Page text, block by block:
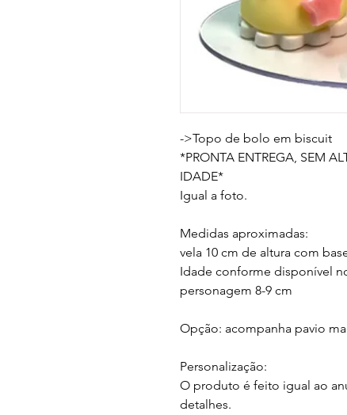
->Topo de bolo em biscuit
*PRONTA ENTREGA, SEM
IDADE*
Igual a foto.
Medidas aproximadas:
vela 10 cm de altura com
Idade conforme disponível
personagem 8-9 cm
Opção: acompanha pavio
Personalização:
O produto é feito igual ao
detalhes.